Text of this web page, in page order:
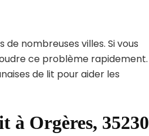
nombreuses villes. Si vous
ce problème rapidement.
de lit pour aider les
à Orgères, 35230